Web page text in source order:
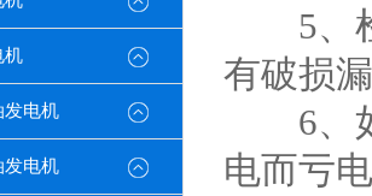
机
发电机
发电机
5、检
有破损
6、如
电而亏